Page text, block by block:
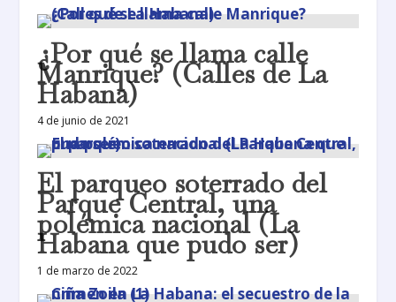
¿Por qué se llama calle
Manrique? (Calles de La
Habana)
4 de junio de 2021
El parqueo soterrado del
Parque Central, una
polémica nacional (La
Habana que pudo ser)
1 de marzo de 2022